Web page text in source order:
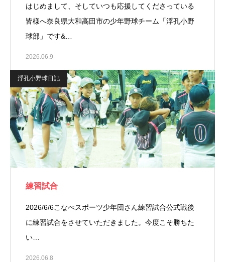
はじめまして、そしていつも応援してくださっている
皆様へ奈良県大和高田市の少年野球チーム「浮孔小野
球部」です&…
2026.06.9
浮孔小野球日記
練習試合
2026/6/6こなべスポーツ少年団さん練習試合⁡公式戦後
に練習試合をさせていただきました。今度こそ勝ちた
い…
2026.06.8